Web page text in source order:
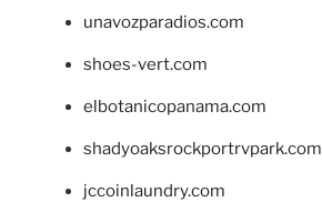
unavozparadios.com
shoes-vert.com
elbotanicopanama.com
shadyoaksrockportrvpark.com
jccoinlaundry.com